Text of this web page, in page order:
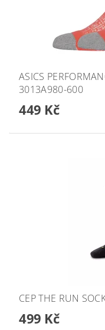
ASICS
3013A980-600
449 Kč
CEP THE RUN
499 Kč